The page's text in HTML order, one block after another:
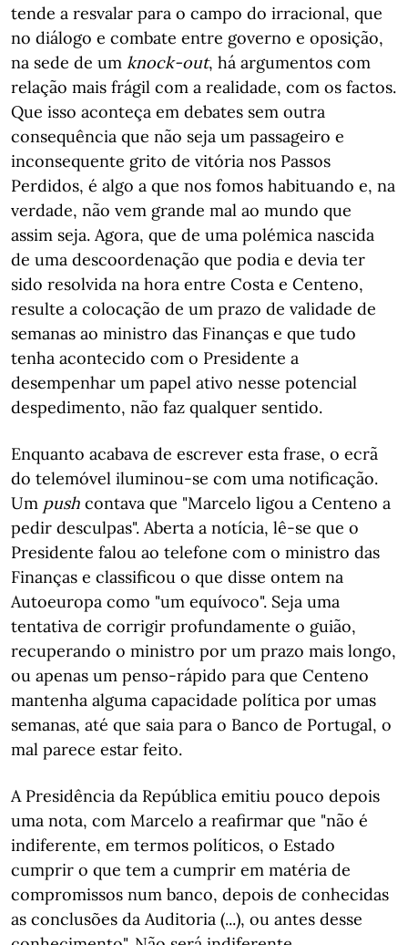
tende a resvalar para o campo do irracional, que
no diálogo e combate entre governo e oposição,
na sede de um knock-out, há argumentos com
relação mais frágil com a realidade, com os factos.
Que isso aconteça em debates sem outra
consequência que não seja um passageiro e
inconsequente grito de vitória nos Passos
Perdidos, é algo a que nos fomos habituando e, na
verdade, não vem grande mal ao mundo que
assim seja. Agora, que de uma polémica nascida
de uma descoordenação que podia e devia ter
sido resolvida na hora entre Costa e Centeno,
resulte a colocação de um prazo de validade de
semanas ao ministro das Finanças e que tudo
tenha acontecido com o Presidente a
desempenhar um papel ativo nesse potencial
despedimento, não faz qualquer sentido.
Enquanto acabava de escrever esta frase, o ecrã
do telemóvel iluminou-se com uma notificação.
Um push contava que "Marcelo ligou a Centeno a
pedir desculpas". Aberta a notícia, lê-se que o
Presidente falou ao telefone com o ministro das
Finanças e classificou o que disse ontem na
Autoeuropa como "um equívoco". Seja uma
tentativa de corrigir profundamente o guião,
recuperando o ministro por um prazo mais longo,
ou apenas um penso-rápido para que Centeno
mantenha alguma capacidade política por umas
semanas, até que saia para o Banco de Portugal, o
mal parece estar feito.
A Presidência da República emitiu pouco depois
uma nota, com Marcelo a reafirmar que "não é
indiferente, em termos políticos, o Estado
cumprir o que tem a cumprir em matéria de
compromissos num banco, depois de conhecidas
as conclusões da Auditoria (...), ou antes desse